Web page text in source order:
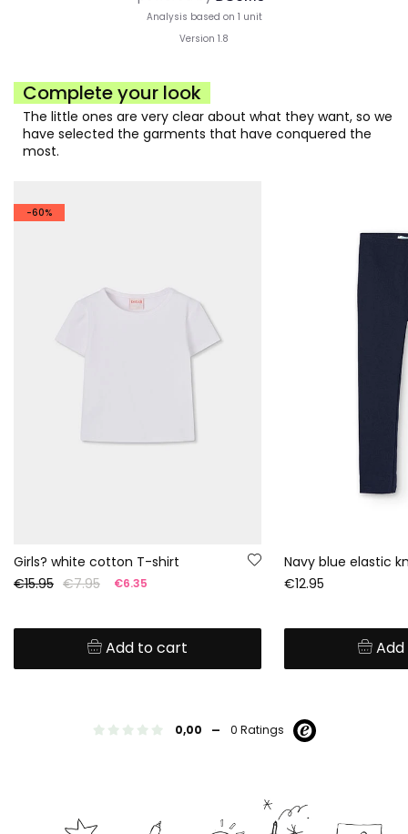
Complete your look
The little ones are very clear about what they want, so we
have selected the garments that have conquered the
most.
-60%
Girls? white cotton T-shirt
€15.95 €7.95 €6.35
Add to cart
Navy blue elastic
€12.95
0,00 - 0 Ratings